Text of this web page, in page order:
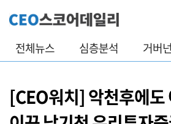
전체뉴스 심층분석 거버
[CEO워치] 악천후에도